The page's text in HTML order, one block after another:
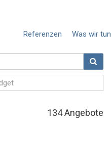
Was wir tun
Referenzen
134Angebote